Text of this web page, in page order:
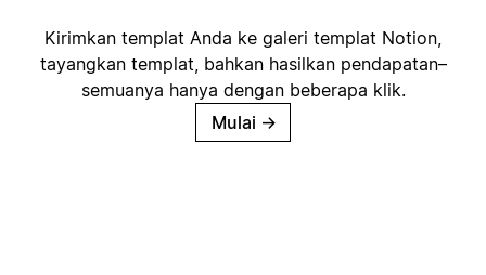
Kirimkan templat Anda ke galeri templat Notion,
tayangkan templat, bahkan hasilkan pendapatan–
semuanya hanya dengan beberapa klik.
Mulai →